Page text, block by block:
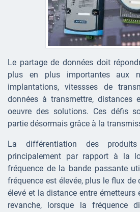
Le partage de données doit
plus en plus importantes aux
implantations, vitessses de
données à transmettre, distances
oeuvre des solutions. Ces défis
partie désormais grâce à la
La différentiation des
principalement par rapport à la
fréquence de la bande passante
fréquence est élevée, plus le flux de
élevé et la distance entre émetteurs
revanche, lorsque la fréquence